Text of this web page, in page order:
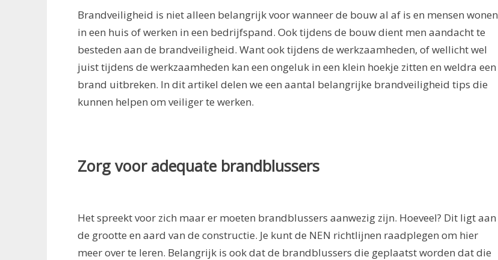
Brandveiligheid is niet alleen belangrijk voor wanneer de bouw al af is en mensen wonen
in een huis of werken in een bedrijfspand. Ook tijdens de bouw dient men aandacht te
besteden aan de brandveiligheid. Want ook tijdens de werkzaamheden, of wellicht wel
juist tijdens de werkzaamheden kan een ongeluk in een klein hoekje zitten en weldra een
brand uitbreken. In dit artikel delen we een aantal belangrijke brandveiligheid tips die
kunnen helpen om veiliger te werken.
Zorg voor adequate brandblussers
Het spreekt voor zich maar er moeten brandblussers aanwezig zijn. Hoeveel? Dit ligt aan
de grootte en aard van de constructie. Je kunt de NEN richtlijnen raadplegen om hier
meer over te leren. Belangrijk is ook dat de brandblussers die geplaatst worden dat die